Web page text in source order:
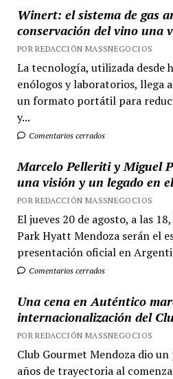
Winert: el sistema de gas
conservación del vino una
POR REDACCIÓN MASSNEGOCIOS
La tecnología, utilizada desde
enólogos y laboratorios, llega
un formato portátil para
y...
Comentarios cerrados
Marcelo Pelleriti y Miguel
una visión y un legado en
POR REDACCIÓN MASSNEGOCIOS
El jueves 20 de agosto, a las
Park Hyatt Mendoza serán el
presentación oficial en
Comentarios cerrados
Una cena en Auténtico
internacionalización del
POR REDACCIÓN MASSNEGOCIOS
Club Gourmet Mendoza dio
años de trayectoria al